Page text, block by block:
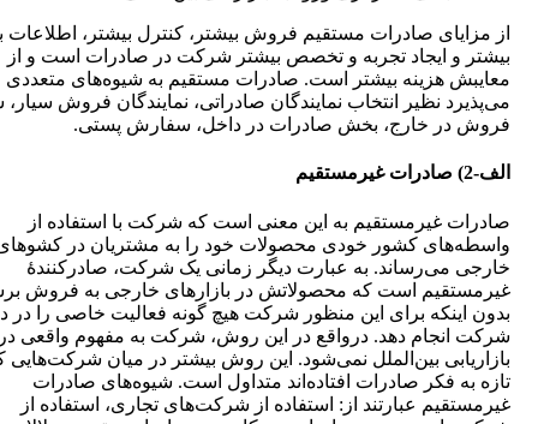
از مزایای صادرات مستقیم فروش بیشتر، کنترل بیشتر، اطلاعات
بیشتر و ایجاد تجربه و تخصص بیشتر شرکت در صادرات است و از
معایبش هزینه بیشتر است. صادرات مستقیم به شیوه‌های متعددی
می‌پذیرد نظیر انتخاب نمایندگان صادراتی، نمایندگان فروش
فروش در خارج، بخش صادرات در داخل، سفارش پستی.
الف-2) صادرات غیرمستقیم
صادرات غیرمستقیم به این معنی است که شرکت با استفاده از
واسطه‌های کشور خودی محصولات خود را به مشتریان در
خارجی می‌رساند. به عبارت دیگر زمانی یک شرکت، صادرکنندۀ
غیرمستقیم است که محصولاتش در بازارهای خارجی به فروش
بدون اینکه برای این منظور شرکت هیچ گونه فعالیت خاصی را در
شرکت انجام دهد. درواقع در این روش، شرکت به مفهوم واقعی
بازاریابی بین‌الملل نمی‌شود. این روش بیشتر در میان شرکت‌هایی
تازه به فکر صادرات افتاده‌اند متداول است. شیوه‌های صادرات
غیرمستقیم عبارتند از: استفاده از شرکت‌های تجاری، استفاده از